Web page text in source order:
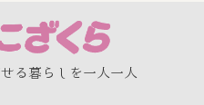
る暮らしを一人一人